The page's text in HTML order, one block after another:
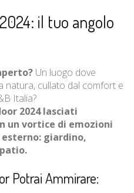
il tuo angolo
Un luogo dove
natura, cullato dal comfort e
Italia?
2024 lasciati
un vortice di emozioni
giardino,
Potrai Ammirare: